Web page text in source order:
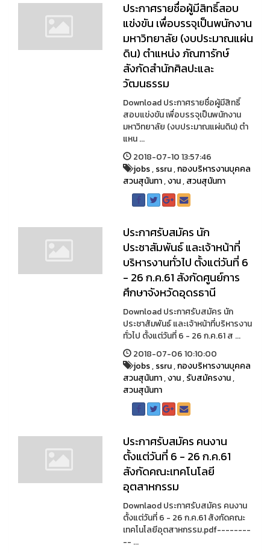
ประกาศรายชื่อผู้มีสิทธิ์สอบ
แข่งขัน เพื่อบรรจุเป็นพนักงาน
มหาวิทยาลัย (งบประมาณแผ่น
ดิน) ตำแหน่ง ภัณฑารักษ์
สังกัดสำนักศิลปะและ
วัฒนธรรม
Download ประกาศรายชื่อผู้มีสิทธิ์
สอบแข่งขัน เพื่อบรรจุเป็นพนักงาน
มหาวิทยาลัย (งบประมาณแผ่นดิน) ตำ
แหน ...
2018-07-10 13:57:46
jobs,ssru,กองบริหารงานบุคคล
สวนสุนันทา,งาน,สวนสุนันทา
ประกาศรับสมัคร นัก
ประชาสัมพันธ์ และเจ้าหน้าที่
บริหารงานทั่วไป ตั้งแต่วันที่ 6
- 26 ก.ค.61 สังกัดศูนย์การ
ศึกษาจังหวัดอุดรธานี
Download ประกาศรับสมัคร นัก
ประชาสัมพันธ์ และเจ้าหน้าที่บริหารงาน
ทั่วไป ตั้งแต่วันที่ 6 - 26 ก.ค.61 ส ...
2018-07-06 10:10:00
jobs,ssru,กองบริหารงานบุคคล
สวนสุนันทา,งาน,รับสมัครงาน,
สวนสุนันทา
ประกาศรับสมัคร คนงาน
ตั้งแต่วันที่ 6 - 26 ก.ค.61
สังกัดคณะเทคโนโลยี
อุตสาหกรรม
Downlaod ประกาศรับสมัคร คนงาน
ตั้งแต่วันที่ 6 - 26 ก.ค.61 สังกัดคณะ
เทคโนโลยีอุตสาหกรรม.pdf--------
-- ...